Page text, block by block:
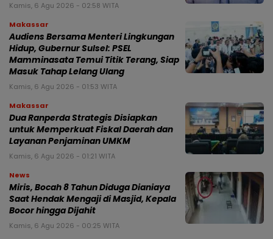
Kamis, 6 Agu 2026 - 02:58 WITA
Makassar
Audiens Bersama Menteri Lingkungan
Hidup, Gubernur Sulsel: PSEL
Mamminasata Temui Titik Terang, Siap
Masuk Tahap Lelang Ulang
Kamis, 6 Agu 2026 - 01:53 WITA
Makassar
Dua Ranperda Strategis Disiapkan
untuk Memperkuat Fiskal Daerah dan
Layanan Penjaminan UMKM
Kamis, 6 Agu 2026 - 01:21 WITA
News
Miris, Bocah 8 Tahun Diduga Dianiaya
Saat Hendak Mengaji di Masjid, Kepala
Bocor hingga Dijahit
Kamis, 6 Agu 2026 - 00:25 WITA